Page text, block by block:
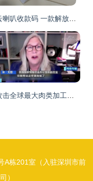
A栋201室（入驻深圳市前
）